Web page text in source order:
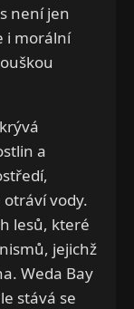
není jen
i morální
a
vody.
lesů, které
jejichž
Weda Bay
stává se